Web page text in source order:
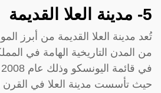
5- مدينة العلا القديمة
تُعد مدينة العلا القديمة من أبرز
من المدن التاريخية الهامة في
حيث تأسست مدينة العلا في القرن